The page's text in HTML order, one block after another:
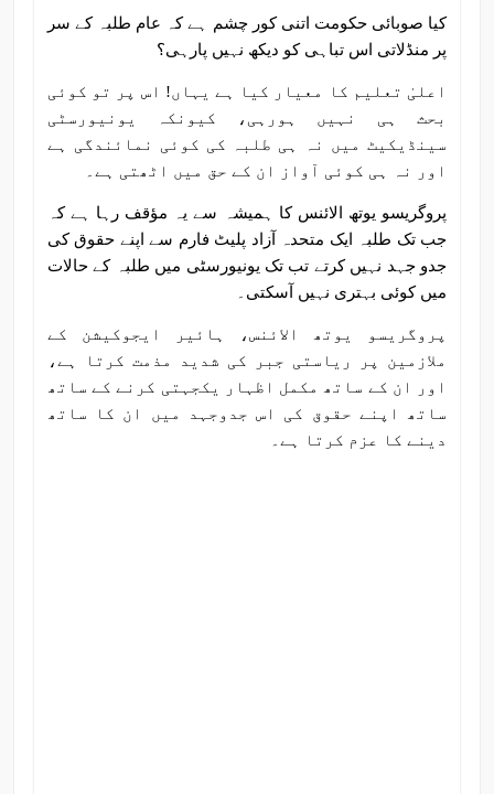
کیا صوبائی حکومت اتنی کور چشم ہے کہ عام طلبہ کے سر
پر منڈلاتی اس تباہی کو دیکھ نہیں پارہی؟
اعلیٰ تعلیم کا معیار کیا ہے یہاں! اس پر تو کوئی
بحث ہی نہیں ہورہی، کیونکہ یونیورسٹی
سینڈیکیٹ میں نہ ہی طلبہ کی کوئی نمائندگی ہے
اور نہ ہی کوئی آواز ان کے حق میں اٹھتی ہے۔
پروگریسو یوتھ الائنس کا ہمیشہ سے یہ مؤقف رہا ہے کہ
جب تک طلبہ ایک متحدہ آزاد پلیٹ فارم سے اپنے حقوق کی
جدو جہد نہیں کرتے تب تک یونیورسٹی میں طلبہ کے حالات
میں کوئی بہتری نہیں آسکتی۔
پروگریسو یوتھ الائنس، ہائیر ایجوکیشن کے
ملازمین پر ریاستی جبر کی شدید مذمت کرتا ہے،
اور ان کے ساتھ مکمل اظہار یکجہتی کرنے کے ساتھ
ساتھ اپنے حقوق کی اس جدوجہد میں ان کا ساتھ
دینے کا عزم کرتا ہے۔